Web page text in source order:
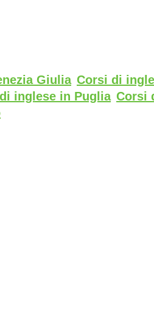
Giulia Corsi di
inglese in Puglia Corsi